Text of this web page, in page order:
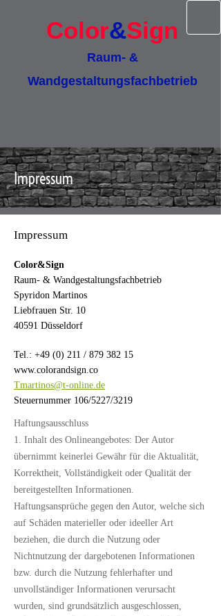
Color&Sign
Raum- &
Wandgestaltungsfachbetrieb
Impressum
Impressum
Color&Sign
Raum- & Wandgestaltungsfachbetrieb
Spyridon Martinos
Liebfrauen Str. 10
40591 Düsseldorf
Tel.: +49 (0) 211 / 879 382 15
www.colorandsign.co
Tmartinos@t-online.de
Steuernummer 106/5227/3219
Haftungsausschluss
1. Inhalt des Onlineangebotes: Der Autor
übernimmt keinerlei Gewähr für die Aktualität,
Korrektheit, Vollständigkeit oder Qualität der
bereitgestellten Informationen.
Haftungsansprüche gegen den Autor, welche sich
auf Schäden materieller oder ideeller Art
beziehen, die durch die Nutzung oder
Nichtnutzung der dargebotenen Informationen
bzw. durch die Nutzung fehlerhafter und
unvollständiger Informationen verursacht
wurden, sind grundsätzlich ausgeschlossen,